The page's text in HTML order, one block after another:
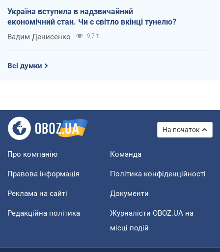
Україна вступила в надзвичайний
економічний стан. Чи є світло вкінці тунелю?
Вадим Денисенко 9,7 т.
Всі думки
На початок
Про компанію Команда
Правова інформація Політика конфіденційності
Реклама на сайті Документи
Редакційна політика
Журналісти OBOZ.UA на
місці подій